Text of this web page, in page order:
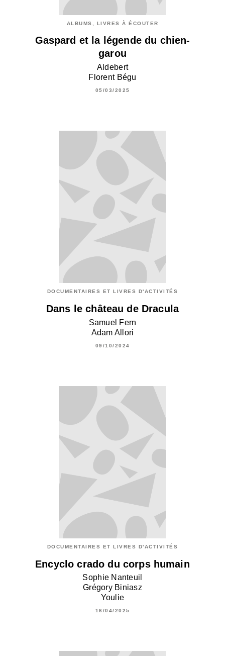
ALBUMS, LIVRES À ÉCOUTER
Gaspard et la légende du chien-
garou
Aldebert
Florent Bégu
05/03/2025
DOCUMENTAIRES ET LIVRES D'ACTIVITÉS
Dans le château de Dracula
Samuel Fern
Adam Allori
09/10/2024
DOCUMENTAIRES ET LIVRES D'ACTIVITÉS
Encyclo crado du corps humain
Sophie Nanteuil
Grégory Biniasz
Youlie
16/04/2025